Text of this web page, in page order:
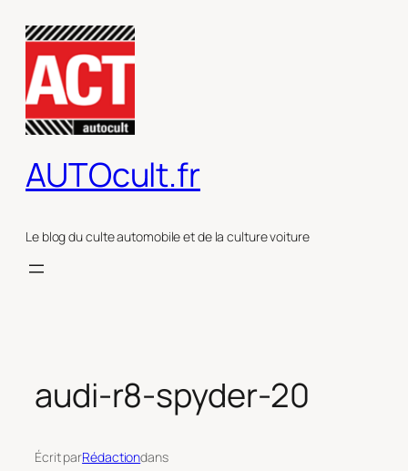
contenu
AUTOcult.fr
Le blog du culte automobile et de la culture voiture
audi-r8-spyder-20
Écrit parRédactiondans